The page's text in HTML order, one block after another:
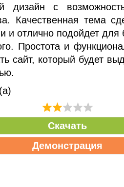
дизайн с
Качественная тема
и отлично подойдет для
Простота и
сайт, который будет
Скачать
Демонстрация